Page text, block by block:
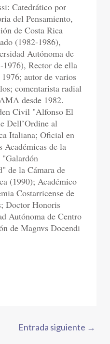
Catedrático por
del Pensamiento,
de Costa Rica
(1982-1986),
Autónoma de
Rector de ella
autor de varios
comentarista radial
desde 1982.
Civil "Alfonso El
Dell’Ordine al
Italiana; Oficial en
Académicas de la
de la Cámara de
(1990); Académico
Costarricense de
Doctor Honoris
Autónoma de Centro
de Magnvs Docendi
Entrada siguiente →